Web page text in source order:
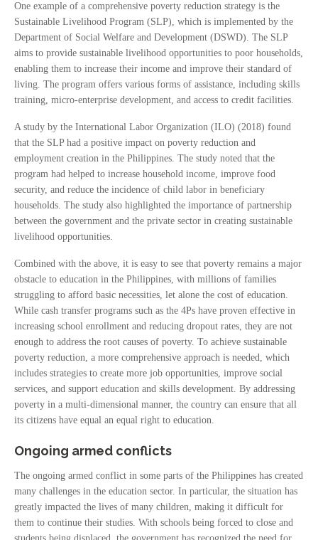
One example of a comprehensive poverty reduction strategy is the
Sustainable Livelihood Program (SLP), which is implemented by the
Department of Social Welfare and Development (DSWD). The SLP
aims to provide sustainable livelihood opportunities to poor households,
enabling them to increase their income and improve their standard of
living. The program offers various forms of assistance, including skills
training, micro-enterprise development, and access to credit facilities.
A study by the International Labor Organization (ILO) (2018) found
that the SLP had a positive impact on poverty reduction and
employment creation in the Philippines. The study noted that the
program had helped to increase household income, improve food
security, and reduce the incidence of child labor in beneficiary
households. The study also highlighted the importance of partnership
between the government and the private sector in creating sustainable
livelihood opportunities.
Combined with the above, it is easy to see that poverty remains a major
obstacle to education in the Philippines, with millions of families
struggling to afford basic necessities, let alone the cost of education.
While cash transfer programs such as the 4Ps have proven effective in
increasing school enrollment and reducing dropout rates, they are not
enough to address the root causes of poverty. To achieve sustainable
poverty reduction, a more comprehensive approach is needed, which
includes strategies to create more job opportunities, improve social
services, and support education and skills development. By addressing
poverty in a multi-dimensional manner, the country can ensure that all
its citizens have equal an equal right to education.
Ongoing armed conflicts
The ongoing armed conflict in some parts of the Philippines has created
many challenges in the education sector. In particular, the situation has
greatly impacted the lives of many children, making it difficult for
them to continue their studies. With schools being forced to close and